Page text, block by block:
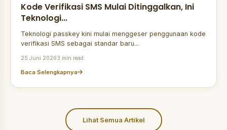
Kode Verifikasi SMS Mulai Ditinggalkan, Ini
Teknologi...
Teknologi passkey kini mulai menggeser penggunaan kode
verifikasi SMS sebagai standar baru...
25 Juni 20263 min read
Baca Selengkapnya
Lihat Semua Artikel